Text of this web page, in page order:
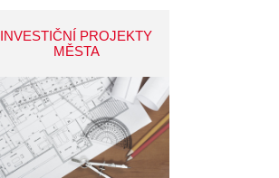
INVESTIČNÍ PROJEKTY
MĚSTA